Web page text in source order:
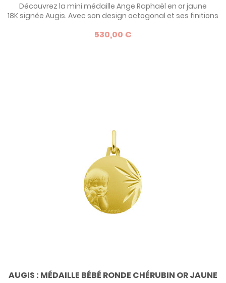
Découvrez la mini médaille Ange Raphaël en or jaune
18K signée Augis. Avec son design octogonal et ses finitions
baptême ou un anniversaire. Personnalisez-la avec une
530,00 €
AUGIS : MÉDAILLE BÉBÉ RONDE CHÉRUBIN OR JAUNE